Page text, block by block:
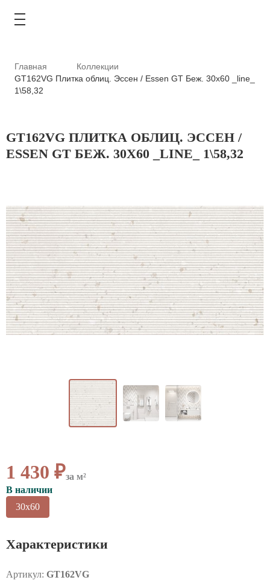
АКЦИИ
ОПЛАТА И ДОСТАВКА
ГДЕ КУПИТЬ
О КОМПАНИИ
ВАЖНОЕ
CОТРУДНИЧЕСТВО
Главная
Коллекции
GT162VG Плитка облиц. Эссен / Essen GT Беж. 30x60 _line_
1\58,32
GT162VG ПЛИТКА ОБЛИЦ. ЭССЕН /
ESSEN GT БЕЖ. 30X60 _LINE_ 1\58,32
1 430 ₽за м²
В наличии
30x60
Характеристики
Артикул: GT162VG